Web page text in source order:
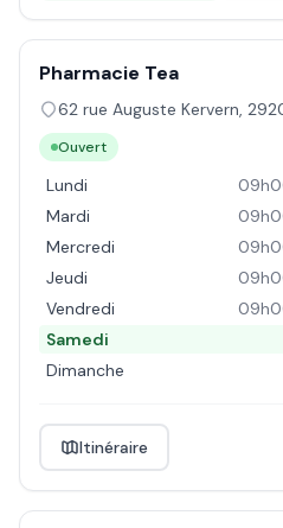
Pharmacie Tea
62 rue Auguste Kervern,
Ouvert
Lundi
Mardi
Mercredi
Jeudi
Vendredi
Samedi
Dimanche
Itinéraire